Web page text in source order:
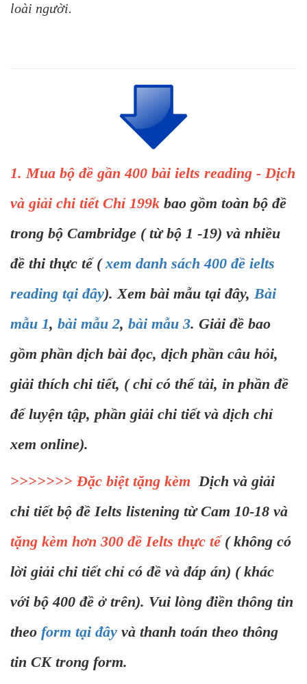
loài người.
1. Mua bộ đề gần 400 bài ielts reading - Dịch
và giải chi tiết Chỉ 199k bao gồm toàn bộ đề
trong bộ Cambridge ( từ bộ 1 -19) và nhiều
đề thi thực tế (xem danh sách 400 đề ielts
reading tại đây). Xem bài mẫu tại đây, Bài
mẫu 1, bài mẫu 2, bài mẫu 3. Giải đề bao
gồm phần dịch bài đọc, dịch phần câu hỏi,
giải thích chi tiết, ( chỉ có thể tải, in phần đề
để luyện tập, phần giải chi tiết và dịch chỉ
xem online).
>>>>>>> Đặc biệt tặng kèm Dịch và giải
chi tiết bộ đề Ielts listening từ Cam 10-18 và
tặng kèm hơn 300 đề Ielts thực tế ( không có
lời giải chi tiết chỉ có đề và đáp án) ( khác
với bộ 400 đề ở trên). Vui lòng điền thông tin
theo form tại đây và thanh toán theo thông
tin CK trong form.